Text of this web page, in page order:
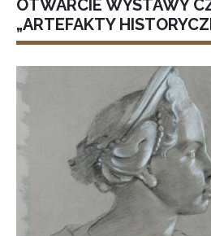
OTWARCIE WYSTAWY
„ARTEFAKTY